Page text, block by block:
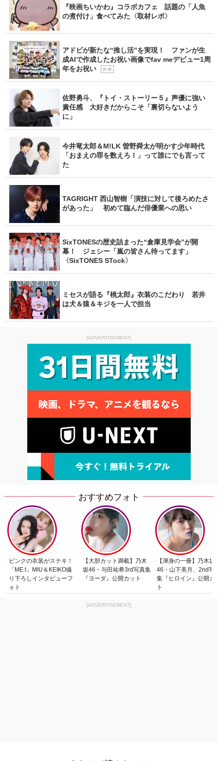
『映画ちいかわ』コラボカフェ 話題の「人魚
の煮付け」食べてみた〈取材レポ〉
アドビが新たな“推し活”を実現！ ファンが生
成AIで作成したお祝い画像でfav meデビュー1周
年をお祝い
P R
佐野勇斗、『トイ・ストーリー５』声優に強い
責任感 大好きだからこそ「裏切らないよう
に」
今井竜太郎＆M!LK 曽野舜太が明かす少年時代
「おまえの罪を数えろ！」って誰にでも言って
た
TAGRIGHT 西山智樹「演技に対して後ろめたさ
があった」 初めて臨んだ俳優業への思い
SixTONESの歴史詰まった“倉庫見学会”が開
幕！ ジェシー「嵐の皆さん待ってます」
〈SixTONES STock〉
ミセスが語る『桃太郎』衣装のこだわり 若井
は犬＆猿＆キジを一人で担当
[ADVERTISEMENT]
おすすめフォト
ピンクの衣装がステキ！
「ME:I」MIU＆KEIKO撮
り下ろしインタビューフ
ォト
【大胆カット満載】乃木
坂46・与田祐希3rd写真集
『ヨーダ』公開カット
【渾身の一冊】乃木坂
46・山下美月、2nd写
集『ヒロイン』公開カ
ト
[ADVERTISEMENT]